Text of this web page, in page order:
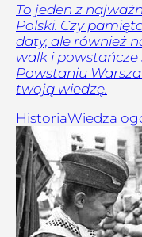
To jeden z
Polski. Czy
daty, ale również
walk i powstańcze
Powstaniu
twoją wiedzę.
HistoriaWiedza